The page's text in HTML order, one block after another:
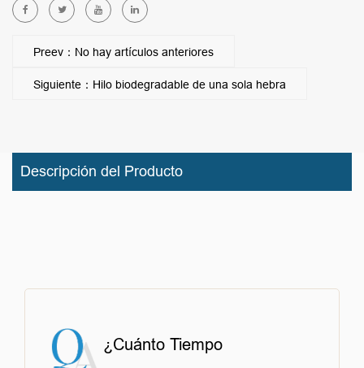
Preev：No hay artículos anteriores
Siguiente：Hilo biodegradable de una sola hebra
Descripción del Producto
¿Cuánto Tiempo